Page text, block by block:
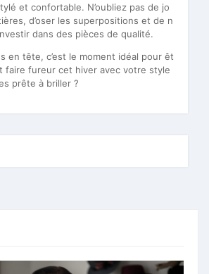
et confortable. N’oubliez pas de jo
d’oser les superpositions et de n
dans des pièces de qualité.
en tête, c’est le moment idéal pour êt
faire fureur cet hiver avec votre style
prête à briller ?